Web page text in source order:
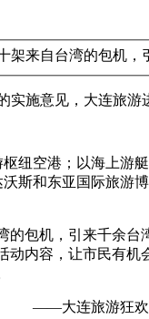
来自台湾的包机，
施意见，大连旅游
空港；以海上游
斯和东亚国际旅游
包机，引来千余台
内容，让市民有
——大连旅游狂欢